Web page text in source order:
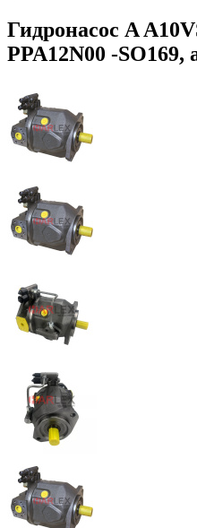
Гидронасос A
PPA12N00 -SO169,